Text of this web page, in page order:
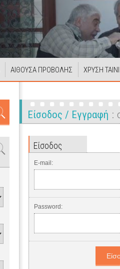
ΑΙΘΟΥΣΑ ΠΡΟΒΟΛΗΣ ΧΡΥΣΗ
Είσοδος / Εγγραφή
Είσοδος
E-mail:
Password: